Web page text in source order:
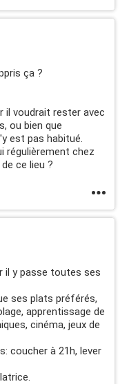
ça ?
il voudrait rester avec
ou bien que
est pas habitué.
régulièrement chez
ce lieu ?
il y passe toutes ses
ses plats préférés,
apprentissage de
cinéma, jeux de
coucher à 21h, lever